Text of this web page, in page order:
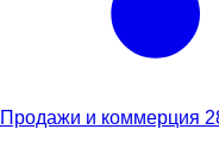
Продажи и коммерция